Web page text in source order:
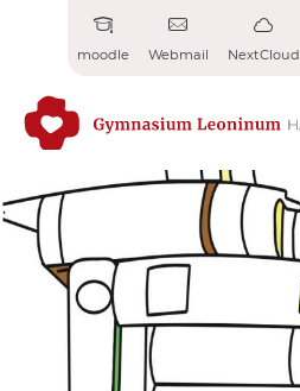
moodle Webmail NextCloud